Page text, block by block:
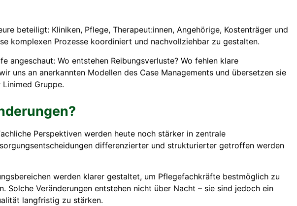
beteiligt: Kliniken, Pflege, Therapeut:innen, Angehörige, Kostenträger und
komplexen Prozesse koordiniert und nachvollziehbar zu gestalten.
angeschaut: Wo entstehen Reibungsverluste? Wo fehlen klare
uns an anerkannten Modellen des Case Managements und übersetzen sie
Gruppe.
Perspektiven werden heute noch stärker in zentrale
differenzierter und strukturierter getroffen werden
werden klarer gestaltet, um Pflegefachkräfte bestmöglich zu
Solche Veränderungen entstehen nicht über Nacht – sie sind jedoch ein
langfristig zu stärken.